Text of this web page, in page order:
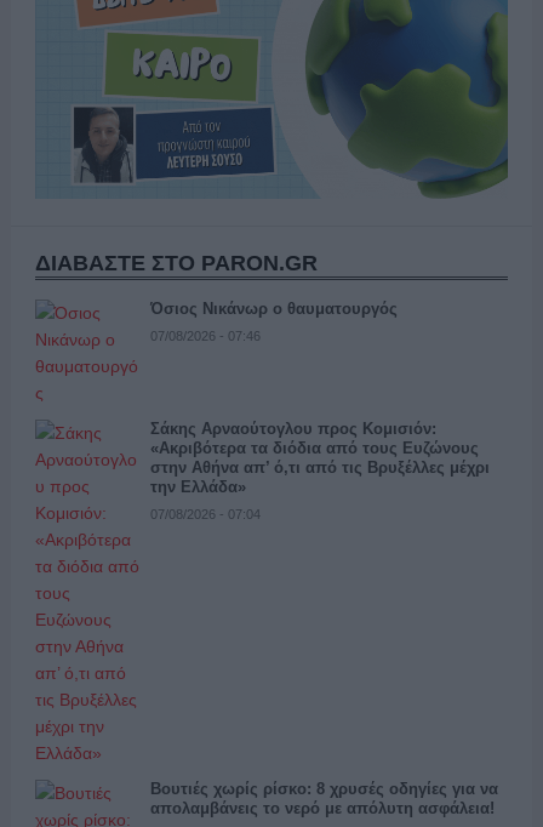
ΔΙΑΒΑΣΤΕ ΣΤΟ PARON.GR
Όσιος Νικάνωρ ο θαυματουργός
07/08/2026 - 07:46
Σάκης Αρναούτογλου προς Κομισιόν:
«Ακριβότερα τα διόδια από τους Ευζώνους
στην Αθήνα απ’ ό,τι από τις Βρυξέλλες μέχρι
την Ελλάδα»
07/08/2026 - 07:04
Βουτιές χωρίς ρίσκο: 8 χρυσές οδηγίες για να
απολαμβάνεις το νερό με απόλυτη ασφάλεια!